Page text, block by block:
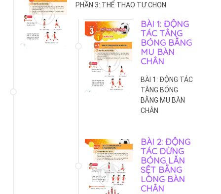
PHẦN 3: THỂ THAO TỰ CHỌN
BÀI 1: ĐỘNG
TÁC TÂNG
BÓNG BẰNG
MU BÀN
CHÂN
BÀI 1: ĐỘNG TÁC
TÂNG BÓNG
BẰNG MU BÀN
CHÂN
BÀI 2: ĐỘNG
TÁC DỪNG
BÓNG LĂN
SỆT BẰNG
LÒNG BÀN
CHÂN